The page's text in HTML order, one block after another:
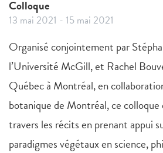
Colloque
13 mai 2021 - 15 mai 2021
Organisé conjointement par
l’Université McGill, et Rachel
Québec à Montréal, en
botanique de Montréal, ce colloque
travers les récits en prenant appui
paradigmes végétaux en science,